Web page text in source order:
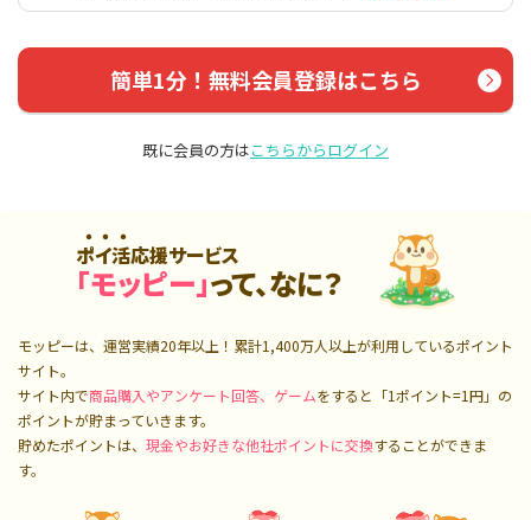
簡単1分！無料会員登録はこちら
既に会員の方はこちらからログイン
ポイ活応援サービス
「モッピー」って、なに？
モッピーは、運営実績20年以上！累計1,400万人以上が利用しているポイント
サイト。
サイト内で商品購入やアンケート回答、ゲームをすると「1ポイント=1円」の
ポイントが貯まっていきます。
貯めたポイントは、 現金やお好きな他社ポイントに交換することができま
す。